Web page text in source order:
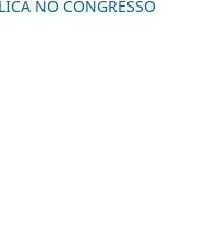
NO CONGRESSO